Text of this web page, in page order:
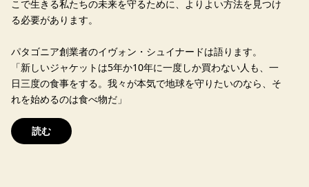
こで生きる私たちの未来を守るために、よりよい方法を見つけ
る必要があります。
パタゴニア創業者のイヴォン・シュイナードは語ります。
「新しいジャケットは5年か10年に一度しか買わない人も、一
日三度の食事をする。我々が本気で地球を守りたいのなら、そ
れを始めるのは食べ物だ」
読む